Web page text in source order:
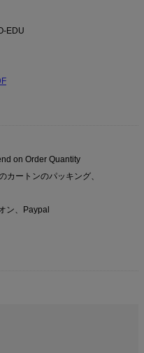
EDU
on Order Quantity
カートンのパッキング、
ン、Paypal